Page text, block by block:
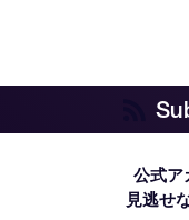
公式ア
見逃せ